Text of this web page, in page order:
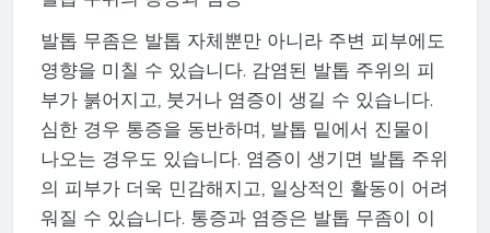
발톱 무좀은 발톱 자체뿐만 아니라 주변 피부에도
영향을 미칠 수 있습니다. 감염된 발톱 주위의 피
부가 붉어지고, 붓거나 염증이 생길 수 있습니다.
심한 경우 통증을 동반하며, 발톱 밑에서 진물이
나오는 경우도 있습니다. 염증이 생기면 발톱 주위
의 피부가 더욱 민감해지고, 일상적인 활동이 어려
워질 수 있습니다. 통증과 염증은 발톱 무좀이 이